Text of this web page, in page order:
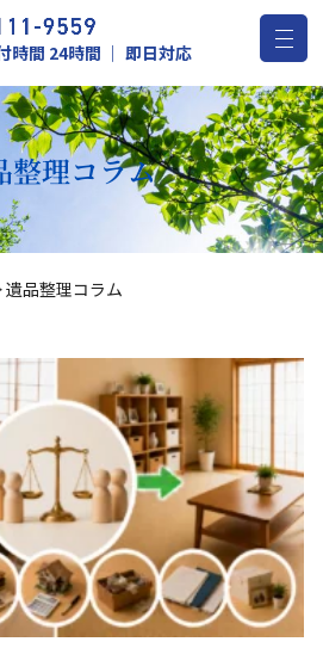
時間 24時間 ｜ 即日対応
整理コラム
遺品整理コラム